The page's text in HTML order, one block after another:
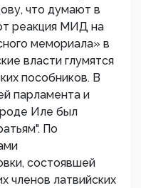
что думают в
реакция МИД на
мемориала» в
власти глумятся
пособников. В
парламента и
Иле был
По
состоявшей
членов латвийских